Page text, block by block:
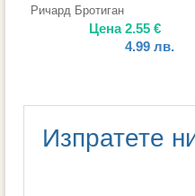
Ричард Бротиган
Цена2.55 €
4.99 лв.
Изпратете